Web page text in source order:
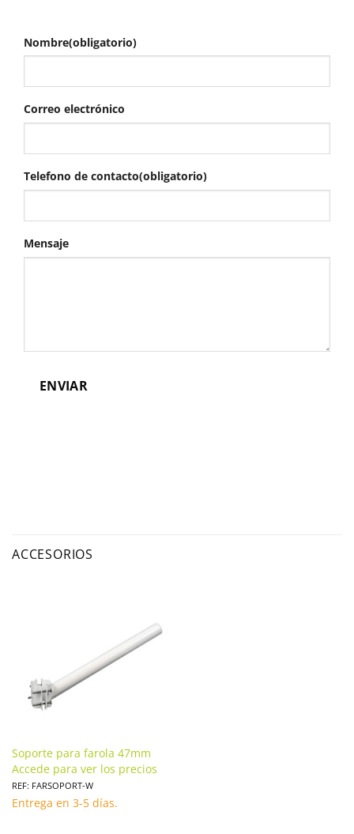
Nombre(obligatorio)
Correo electrónico
Telefono de contacto(obligatorio)
Mensaje
ENVIAR
ACCESORIOS
Soporte para farola 47mm
Accede para ver los precios
REF: FARSOPORT-W
Entrega en 3-5 días.